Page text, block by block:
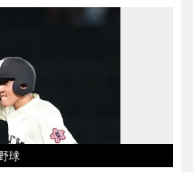
球